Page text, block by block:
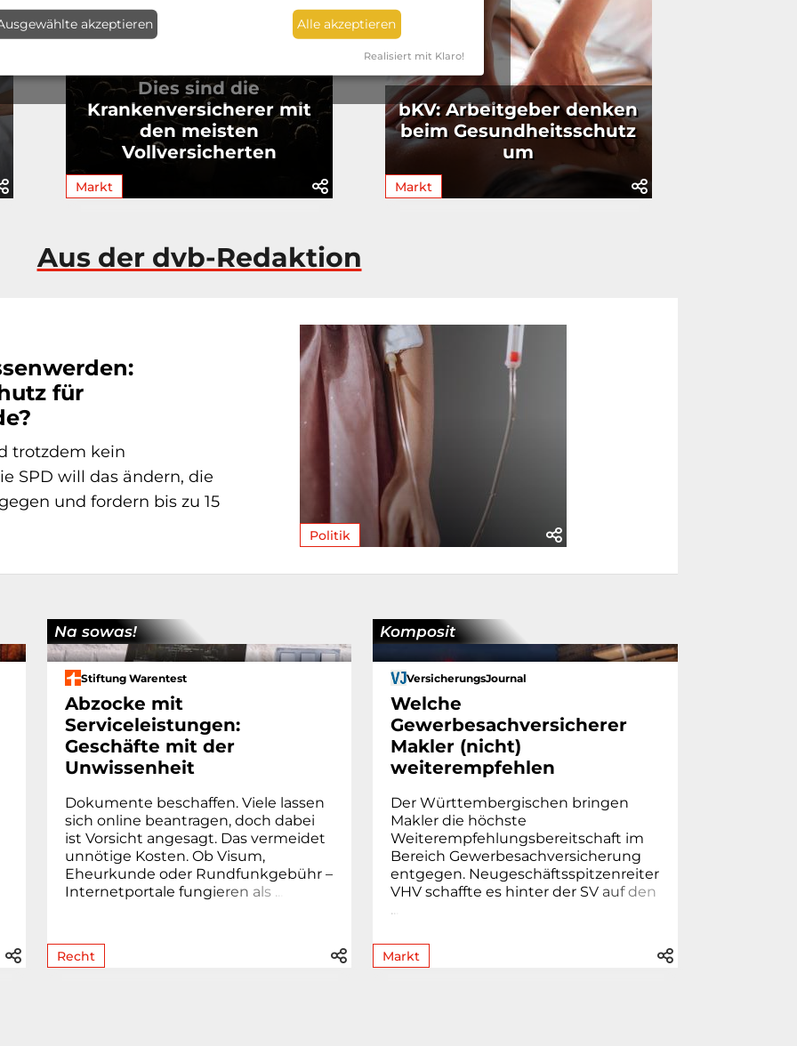
Dies sind die
Krankenversicherer mit
den meisten
Vollversicherten
Markt
bKV: Arbeitgeber denken
beim Gesundheitsschutz
um
Markt
Aus der dvb-Redaktion
Politik
für
trotzdem kein
SPD will das ändern, die
und fordern bis zu 15
Na sowas!
Stiftung Warentest
Abzocke mit
Serviceleistungen:
Geschäfte mit der
Unwissenheit
Dokumente beschaffen. Viele lassen
sich online beantragen, doch dabei
ist Vorsicht angesagt. Das vermeidet
unnötige Kosten. Ob Visum,
Eheur­kunde oder Rund­funk­gebühr –
Internetportale fungieren als ..
Recht
Komposit
VersicherungsJournal
Welche
Gewerbesachversicherer
Makler (nicht)
weiterempfehlen
Der Württembergischen bringen
Makler die höchste
Weiterempfehlungsbereitschaft im
Bereich Gewerbesachversicherung
entgegen. Neugeschäftsspitzenreiter
VHV schaffte es hinter der SV auf den
..
Markt
akzeptieren Alle akzeptieren
Realisiert mit Klaro!